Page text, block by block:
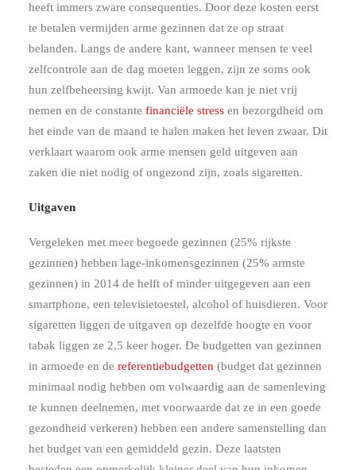
heeft immers zware consequenties. Door deze kosten eerst
te betalen vermijden arme gezinnen dat ze op straat
belanden. Langs de andere kant, wanneer mensen te veel
zelfcontrole aan de dag moeten leggen, zijn ze soms ook
hun zelfbeheersing kwijt. Van armoede kan je niet vrij
nemen en de constante financiële stress en bezorgdheid om
het einde van de maand te halen maken het leven zwaar. Dit
verklaart waarom ook arme mensen geld uitgeven aan
zaken die niet nodig of ongezond zijn, zoals sigaretten.
Uitgaven
Vergeleken met meer begoede gezinnen (25% rijkste
gezinnen) hebben lage-inkomensgezinnen (25% armste
gezinnen) in 2014 de helft of minder uitgegeven aan een
smartphone, een televisietoestel, alcohol of huisdieren. Voor
sigaretten liggen de uitgaven op dezelfde hoogte en voor
tabak liggen ze 2,5 keer hoger. De budgetten van gezinnen
in armoede en de referentiebudgetten (budget dat gezinnen
minimaal nodig hebben om volwaardig aan de samenleving
te kunnen deelnemen, met voorwaarde dat ze in een goede
gezondheid verkeren) hebben een andere samenstelling dan
het budget van een gemiddeld gezin. Deze laatsten